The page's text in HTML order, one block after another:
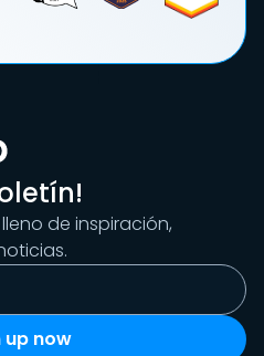
de inspiración,